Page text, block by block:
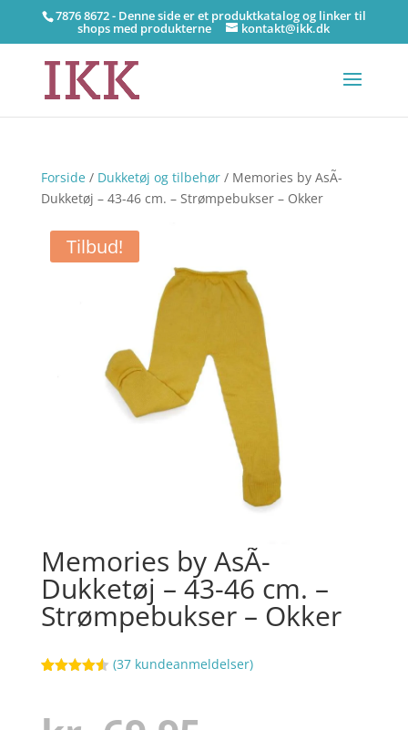
7876 8672 - Denne side er et produktkatalog og linker til
shops med produkterne kontakt@ikk.dk
Forside/ Dukketøj og tilbehør/ Memories by AsÃ­
Dukketøj – 43-46 cm. – Strømpebukser – Okker
Tilbud!
Memories by AsÃ­
Dukketøj – 43-46 cm. –
Strømpebukser – Okker
baseret
(37 kundeanmeldelser)